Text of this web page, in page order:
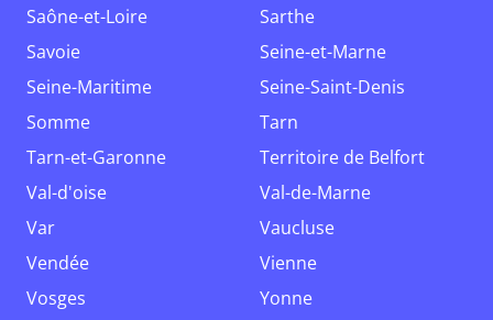
Saône-et-Loire
Sarthe
Savoie
Seine-et-Marne
Seine-Maritime
Seine-Saint-Denis
Somme
Tarn
Tarn-et-Garonne
Territoire de Belfort
Val-d'oise
Val-de-Marne
Var
Vaucluse
Vendée
Vienne
Vosges
Yonne